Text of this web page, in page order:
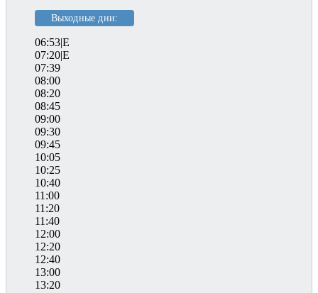
Выходные дни:
06:53|E
07:20|E
07:39
08:00
08:20
08:45
09:00
09:30
09:45
10:05
10:25
10:40
11:00
11:20
11:40
12:00
12:20
12:40
13:00
13:20